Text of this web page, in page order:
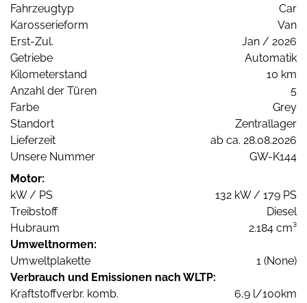
Fahrzeugtyp
Car
Karosserieform
Van
Erst-Zul.
Jan / 2026
Getriebe
Automatik
Kilometerstand
10 km
Anzahl der Türen
5
Farbe
Grey
Standort
Zentrallager
Lieferzeit
ab ca. 28.08.2026
Unsere Nummer
GW-K144
Motor:
kW / PS
132 kW / 179 PS
Treibstoff
Diesel
Hubraum
2.184 cm³
Umweltnormen:
Umweltplakette
1 (None)
Verbrauch und Emissionen nach WLTP:
Kraftstoffverbr. komb.
6,9 l/100km